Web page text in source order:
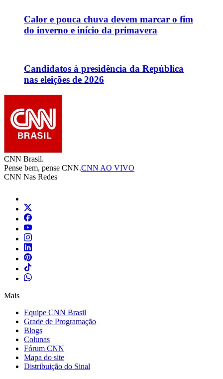
Calor e pouca chuva devem marcar o fim
do inverno e início da primavera
Candidatos à presidência da República
nas eleições de 2026
CNN Brasil.
Pense bem, pense CNN.CNN AO VIVO
CNN Nas Redes
Mais
Equipe CNN Brasil
Grade de Programação
Blogs
Colunas
Fórum CNN
Mapa do site
Distribuição do Sinal